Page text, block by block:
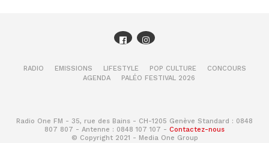
RADIO EMISSIONS LIFESTYLE POP CULTURE
CONCOURS
AGENDA
PALÉO FESTIVAL 2026
Radio One FM - 35, rue des Bains - CH-1205 Genève Standard : 0848
807 807 - Antenne : 0848 107 107 - Contactez-nous
© Copyright 2021 - Media One Group